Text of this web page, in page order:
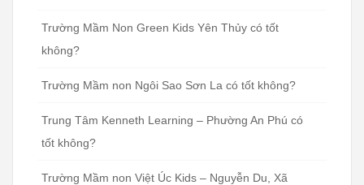
Trường Mầm Non Green Kids Yên Thủy có tốt
không?
Trường Mầm non Ngôi Sao Sơn La có tốt không?
Trung Tâm Kenneth Learning – Phường An Phú có
tốt không?
Trường Mầm non Việt Úc Kids – Nguyễn Du, Xã